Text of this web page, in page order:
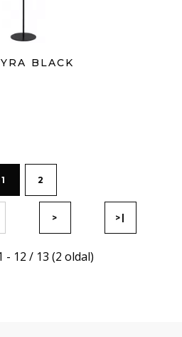
BLACK
1 2
> >|
- 12 / 13 (2 oldal)